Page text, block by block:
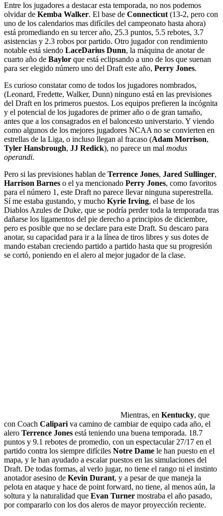
Entre los jugadores a destacar esta temporada, no nos podemos
olvidar de Kemba Walker. El base de Connecticut (13-2, pero con
uno de los calendarios mas difíciles del campeonato hasta ahora)
está promediando en su tercer año, 25.3 puntos, 5.5 rebotes, 3.7
asistencias y 2.3 robos por partido. Otro jugador con rendimiento
notable está siendo LaceDarius Dunn, la máquina de anotar de
cuarto año de Baylor que está eclipsando a uno de los que suenan
para ser elegido número uno del Draft este año, Perry Jones.
Es curioso constatar como de todos los jugadores nombrados,
(Leonard, Fredette, Walker, Dunn) ninguno está en las previsiones
del Draft en los primeros puestos. Los equipos prefieren la incógnita
y el potencial de los jugadores de primer año o de gran tamaño,
antes que a los consagrados en el baloncesto universtario. Y viendo
como algunos de los mejores jugadores NCAA no se convierten en
estrellas de la Liga, o incluso llegan al fracaso (Adam Morrison,
Tyler Hansbrough, JJ Redick), no parece un mal modus
operandi.
Pero si las previsiones hablan de Terrence Jones, Jared Sullinger,
Harrison Barnes o el ya mencionado Perry Jones, como favoritos
para el número 1, este Draft no parece llevar ninguna superestrella.
Sí me estaba gustando, y mucho Kyrie Irving, el base de los
Diablos Azules de Duke, que se podría perder toda la temporada tras
dañarse los ligamentos del pie derecho a principios de diciembre,
pero es posible que no se declare para este Draft. Su descaro para
anotar, su capacidad para ir a la línea de tiros libres y sus dotes de
mando estaban creciendo partido a partido hasta que su progresión
se cortó, poniendo en el alero al mejor jugador de la clase.
Mientras, en Kentucky, que
con Coach Calipari va camino de cambiar de equipo cada año, el
alero Terrence Jones está teniendo una buena temporada. 18.7
puntos y 9.1 rebotes de promedio, con un espectacular 27/17 en el
partido contra los siempre difíciles Notre Dame le han puesto en el
mapa, y le han ayudado a escalar puestos en las simulaciones del
Draft. De todas formas, al verlo jugar, no tiene el rango ni el instinto
anotador asesino de Kevin Durant, y a pesar de que maneja la
pelota en ataque y hace de point forward, no tiene, al menos aún, la
soltura y la naturalidad que Evan Turner mostraba el año pasado,
por compararlo con los dos aleros de mayor proyección reciente.